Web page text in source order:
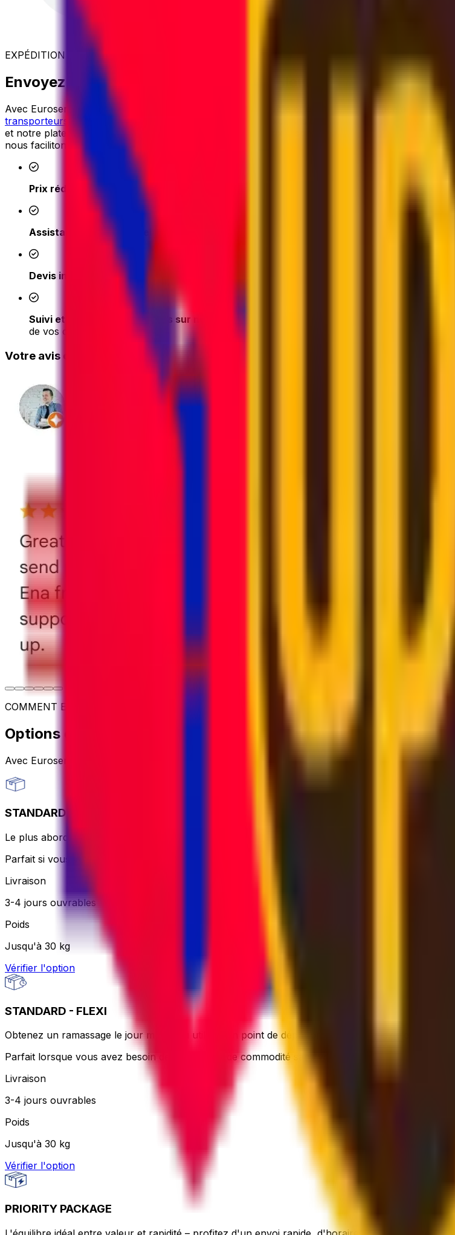
EXPÉDITION INTERNATIONALE ABORDABLE
Envoyez votre colis vers le Togo au meilleur tarif
Avec Eurosender, l'expédition internationale est . Grâce à nos
transporteurs de premier plan
vous faisons bénéficier
et notre plateforme trouvera instantanément le
nous facilitons l'envoi de tout colis vers le Togo.
Prix réduits - accédez à des tarifs d'expédition compétitifs auprès de transporteurs de
Assistance en temps réel de nos experts en logistique – nous sommes là pour vous
Devis instantané et réservation en ligne facile en quelques clics - réservez votre envoi
Suivi et mises à jour simplifiés sur notre plateforme
– suivez tous vos envois au même
de vos commandes
Votre avis compte
COMMENT EXPÉDIER
Options d'expédition de colis
Avec Eurosender, vous pouvez envoyer des colis dans le monde entiergrâce à des services
STANDARD
Le plus abordable et sans tracas – le coursier imprimera et apportera l'étiquette pour vous, il ne
Parfait si vous voulez rester simple et que vous n'êtes pas pressé.
Livraison
3-4 jours ouvrables
Poids
Jusqu'à 30 kg
Vérifier l'option
STANDARD - FLEXI
Obtenez un ramassage le jour même ou utilisez un point de dépôt proche – plus flexible, toujours
Parfait lorsque vous avez besoin de flexibilité et de commodité sans vous ruiner.
Livraison
3-4 jours ouvrables
Poids
Jusqu'à 30 kg
Vérifier l'option
PRIORITY PACKAGE